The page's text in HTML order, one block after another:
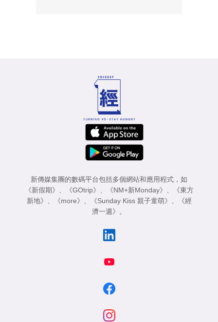
新傳媒集團的數碼平台包括多個網站和應用程式，如
《新假期》
《GOtrip》 《NM+新Monday》
《東方
新地》
《more》 《Sunday Kiss 親子童萌》
《經
濟一週》
。